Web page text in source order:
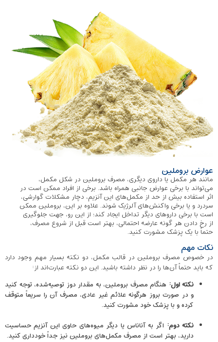
عوارض بروملین
مانند هر مکمل یا داروی دیگری، مصرف بروملین در شکل مکمل،
می‌تواند با برخی عوارض جانبی همراه باشد. برخی از افراد ممکن است در
اثر استفاده بیش از حد از مکمل‌های این آنزیم، دچار مشکلات گوارشی،
سردرد و یا برخی واکنش‌های آلرژیک شوند. علاوه بر این، بروملین ممکن
است با برخی داروهای دیگر تداخل ایجاد کند؛ از این رو، جهت جلوگیری
از رخ دادن هر گونه عارضه احتمالی، بهتر است قبل از شروع مصرف،
حتماً با یک پزشک مشورت کنید.
نکات مهم
در خصوص مصرف بروملین در قالب مکمل، دو نکته بسیار مهم وجود دارد
که باید حتماً آن‌ها را در نظر داشته باشید. این دو نکته عبارت‌اند از:
نکته اول: هنگام مصرف بروملین، به مقدار دوز توصیه‌شده، توجه کنید
و در صورت بروز هرگونه علائم غیر عادی، مصرف آن را سریعاً متوقف
کرده و با پزشک خود مشورت کنید.
نکته دوم: اگر به آناناس یا دیگر میوه‌های حاوی این آنزیم حساسیت
دارید، بهتر است از مصرف مکمل‌های بروملین نیز جداً خودداری کنید.